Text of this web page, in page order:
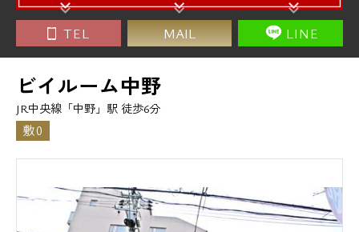
TEL MAIL LINE
ビイルーム中野
JR中央線「中野」駅 徒歩6分
敷0